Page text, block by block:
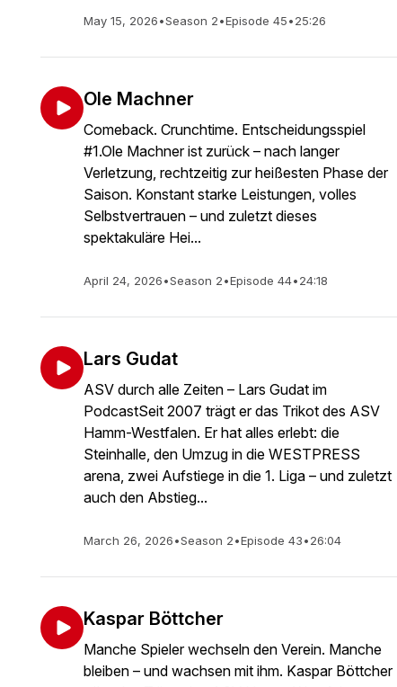
May 15, 2026•Season 2•Episode 45•25:26
Ole Machner
Comeback. Crunchtime. Entscheidungsspiel
#1.Ole Machner ist zurück – nach langer
Verletzung, rechtzeitig zur heißesten Phase der
Saison. Konstant starke Leistungen, volles
Selbstvertrauen – und zuletzt dieses
spektakuläre Hei...
April 24, 2026•Season 2•Episode 44•24:18
Lars Gudat
ASV durch alle Zeiten – Lars Gudat im
PodcastSeit 2007 trägt er das Trikot des ASV
Hamm-Westfalen. Er hat alles erlebt: die
Steinhalle, den Umzug in die WESTPRESS
arena, zwei Aufstiege in die 1. Liga – und zuletzt
auch den Abstieg...
March 26, 2026•Season 2•Episode 43•26:04
Kaspar Böttcher
Manche Spieler wechseln den Verein. Manche
bleiben – und wachsen mit ihm. Kaspar Böttcher